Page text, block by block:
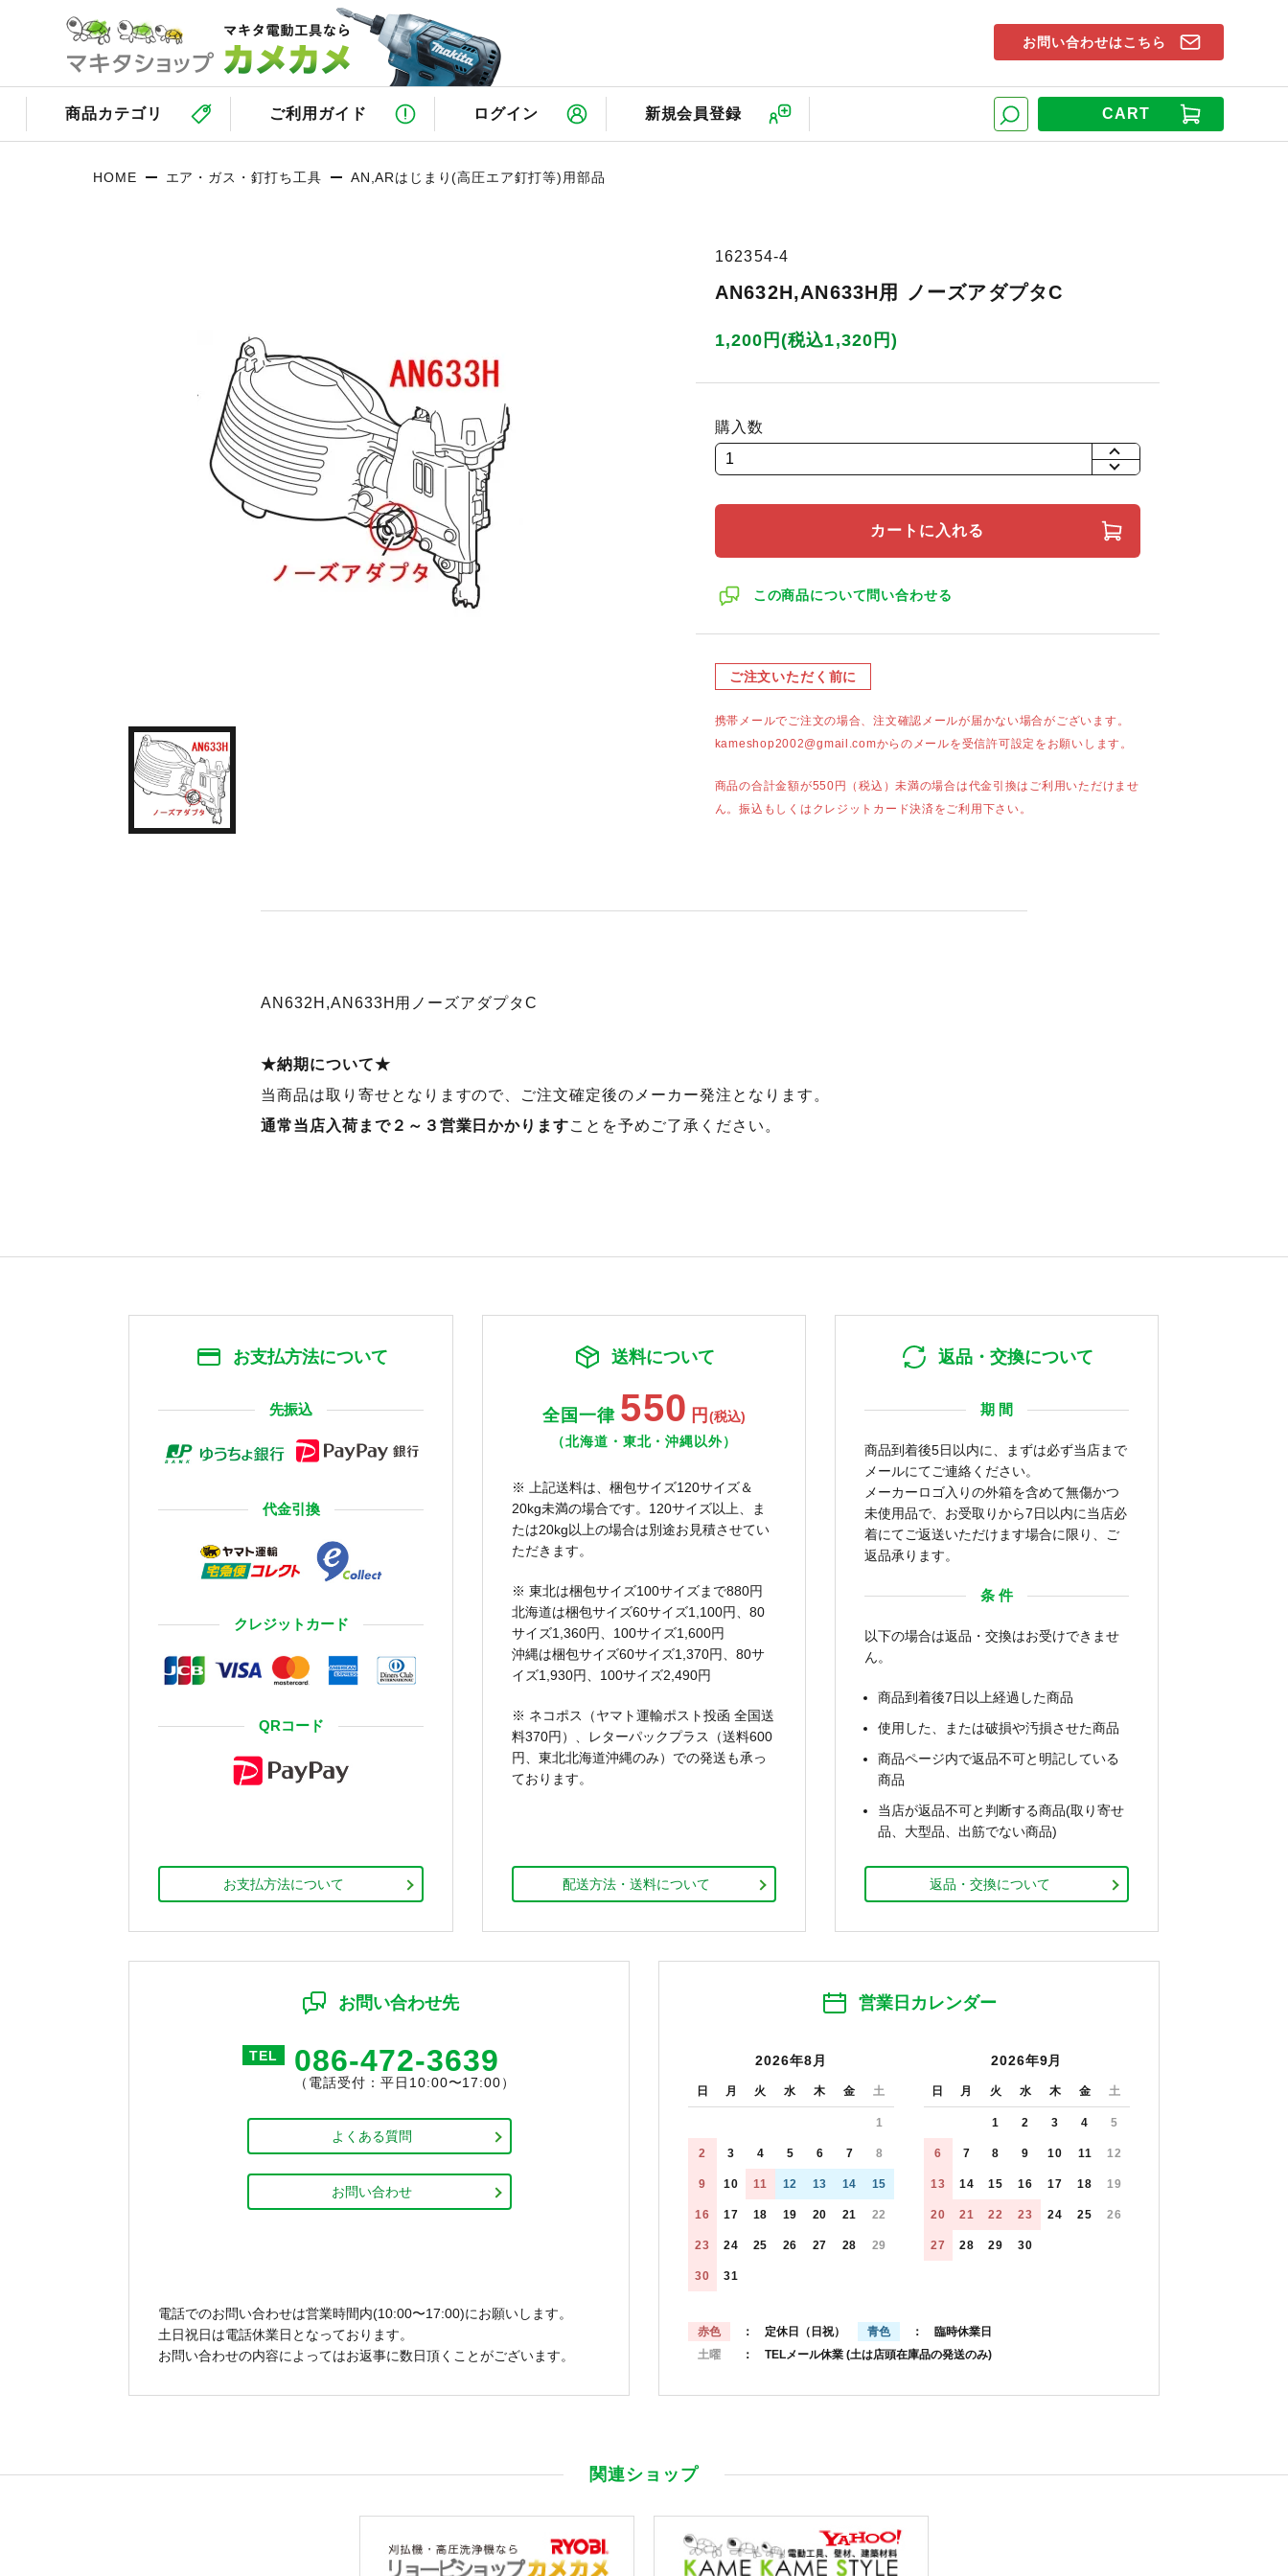
CART
商品カテゴリ ご利用ガイド ログイン 新規会員登録
お問い合わせはこちら
HOME エア・ガス・釘打ち工具 AN,ARはじまり(高圧エア釘打等)用部品
162354-4
AN632H,AN633H用 ノーズアダプタC
1,200円(税込1,320円)
購入数
+
カートに入れる
この商品について問い合わせる
ご注文いただく前に
携帯メールでご注文の場合、注文確認メールが届かない場合がございます。
kameshop2002@gmail.comからのメールを受信許可設定をお願いします。
商品の合計金額が550円（税込）未満の場合は代金引換はご利用いただけませ
ん。振込もしくはクレジットカード決済をご利用下さい。
AN632H,AN633H用ノーズアダプタC
★納期について★
当商品は取り寄せとなりますので、ご注文確定後のメーカー発注となります。
通常当店入荷まで２～３営業日かかりますことを予めご了承ください。
お支払方法について
先振込
代金引換
クレジットカード
QRコード
お支払方法について
送料について
全国一律 550 円 (税込)
（北海道・東北・沖縄以外）
※ 上記送料は、梱包サイズ120サイズ＆
20kg未満の場合です。120サイズ以上、ま
たは20kg以上の場合は別途お見積させてい
ただきます。
※ 東北は梱包サイズ100サイズまで880円
北海道は梱包サイズ60サイズ1,100円、80
サイズ1,360円、100サイズ1,600円
沖縄は梱包サイズ60サイズ1,370円、80サ
イズ1,930円、100サイズ2,490円
※ ネコポス（ヤマト運輸ポスト投函 全国送
料370円）、レターパックプラス（送料600
円、東北北海道沖縄のみ）での発送も承っ
ております。
配送方法・送料について
返品・交換について
期 間
商品到着後5日以内に、まずは必ず当店まで
メールにてご連絡ください。
メーカーロゴ入りの外箱を含めて無傷かつ
未使用品で、お受取りから7日以内に当店必
着にてご返送いただけます場合に限り、ご
返品承ります。
条 件
以下の場合は返品・交換はお受けできませ
ん。
商品到着後7日以上経過した商品
使用した、または破損や汚損させた商品
商品ページ内で返品不可と明記している
商品
当店が返品不可と判断する商品(取り寄せ
品、大型品、出筋でない商品)
返品・交換について
お問い合わせ先
TEL 086-472-3639
（電話受付：平日10:00〜17:00）
よくある質問
お問い合わせ
電話でのお問い合わせは営業時間内(10:00〜17:00)にお願いします。
土日祝日は電話休業日となっております。
お問い合わせの内容によってはお返事に数日頂くことがございます。
営業日カレンダー
2026年8月
日 月 火 水 木 金 土
1
2 3 4 5 6 7 8
9 10 11 12 13 14 15
16 17 18 19 20 21 22
23 24 25 26 27 28 29
30 31
2026年9月
日 月 火 水 木 金 土
1 2 3 4 5
6 7 8 9 10 11 12
13 14 15 16 17 18 19
20 21 22 23 24 25 26
27 28 29 30
赤色 ： 定休日（日祝） 青色
： 臨時休業日
土曜
： TELメール休業 (土は店頭在庫品の発送のみ)
関連ショップ